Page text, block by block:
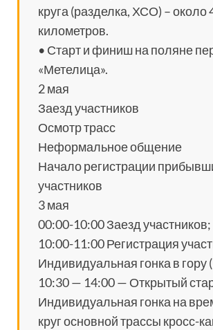
круга (разделка, ХСО) – около
километров.
• Старт и финиш на поляне
«Метелица».
2 мая
Заезд участников
Осмотр трасс
Неформальное общение
Начало регистрации
участников
3 мая
00:00-10:00 Заезд участников;
10:00-11:00 Регистрация
Индивидуальная гонка в гору
10:30 — 14:00 — Открытый
Индивидуальная гонка на
круг основной трассы кросс-